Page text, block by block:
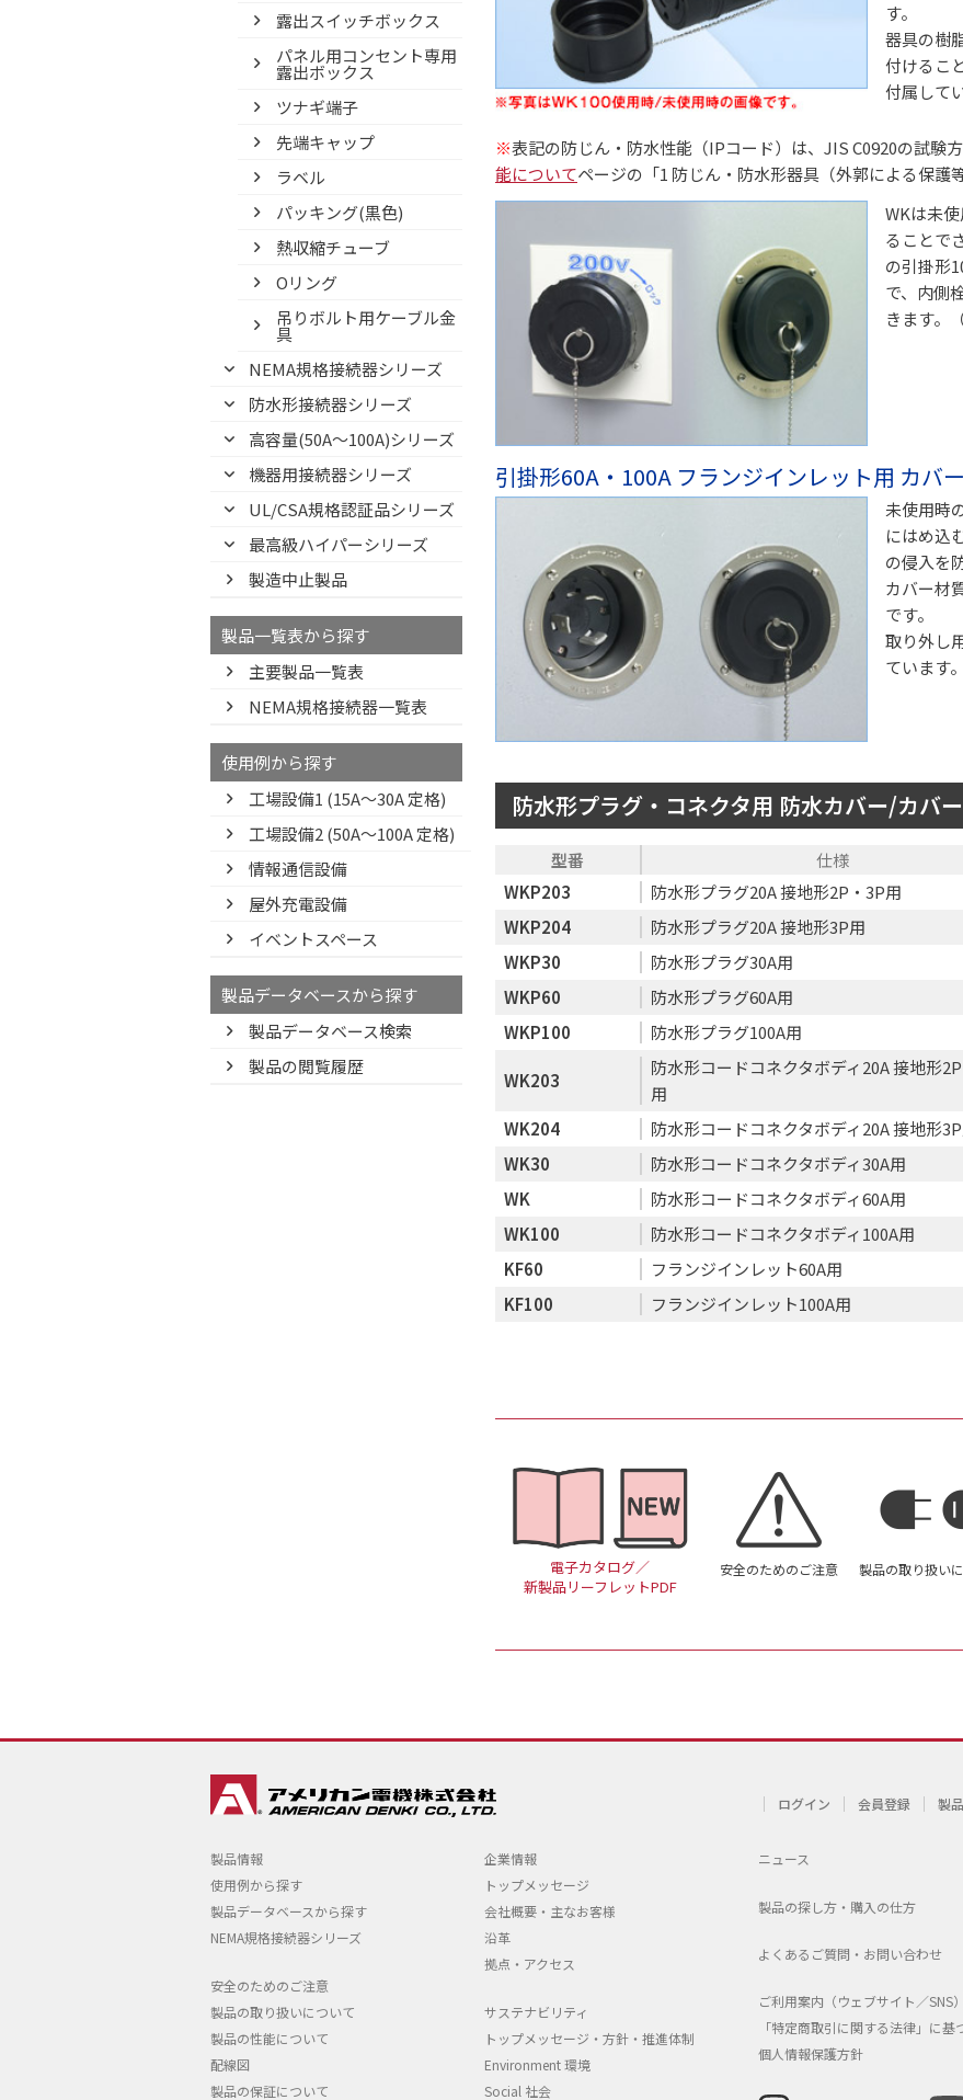
露出スイッチボックス
パネル用コンセント専用
露出ボックス
ツナギ端子
先端キャップ
ラベル
パッキング(黒色)
熱収縮チューブ
Oリング
吊りボルト用ケーブル金
具
NEMA規格接続器シリーズ
防水形接続器シリーズ
高容量(50A～100A)シリーズ
機器用接続器シリーズ
UL/CSA規格認証品シリーズ
最高級ハイパーシリーズ
製造中止製品
製品一覧表から探す
主要製品一覧表
NEMA規格接続器一覧表
使用例から探す
工場設備1 (15A〜30A 定格)
工場設備2 (50A〜100A 定格)
情報通信設備
屋外充電設備
イベントスペース
製品データベースから探す
製品データベース検索
製品の閲覧履歴
す。
器具の樹
付けるこ
付属して
※表記の防じん・防水性能（IPコード）は、JIS C0920の試験
能についてページの「1 防じん・防水形器具（外郭による保護
WKは未
ることで
の引掛形
で、内側
きます。
引掛形60A・100A フランジインレット用 カバ
未使用時
にはめ込
の侵入を
カバー材
です。
取り外し
ています。
防水形プラグ・コネクタ用 防水カバー/カバ
型番 仕様
WKP203
防水形プラグ20A 接地形2P・3P用
WKP204
防水形プラグ20A 接地形3P用
WKP30
防水形プラグ30A用
WKP60
防水形プラグ60A用
WKP100
防水形プラグ100A用
WK203
防水形コードコネクタボディ20A 接地形
用
WK204
防水形コードコネクタボディ20A 接地形
WK30
防水形コードコネクタボディ30A用
WK
防水形コードコネクタボディ60A用
WK100
防水形コードコネクタボディ100A用
KF60
フランジインレット60A用
KF100
フランジインレット100A用
電子カタログ／
新製品リーフレットPDF
安全のためのご注意 製品の取り扱い
ログイン 会員登録 製
製品情報
使用例から探す
製品データベースから探す
NEMA規格接続器シリーズ
安全のためのご注意
製品の取り扱いについて
製品の性能について
配線図
製品の保証について
企業情報
トップメッセージ
会社概要・主なお客様
沿革
拠点・アクセス
サステナビリティ
トップメッセージ・方針・推進体制
Environment 環境
Social 社会
ニュース
製品の探し方・購入の仕方
よくあるご質問・お問い合わせ
ご利用案内（ウェブサイト／SNS）
「特定商取引に関する法律」に基
個人情報保護方針